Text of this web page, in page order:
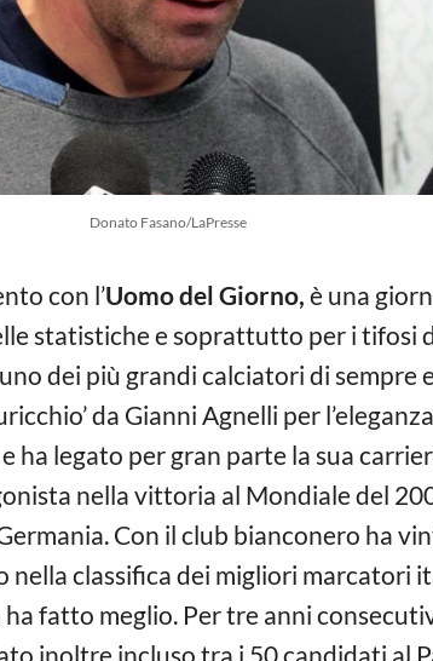
Donato Fasano/LaPresse
con l’Uomo del Giorno, è una
statistiche e soprattutto per i tifosi
dei più grandi calciatori di sempre
da Gianni Agnelli per
ha legato per gran parte la sua
nella vittoria al Mondiale del
Con il club bianconero ha
nella classifica dei migliori marcatori
ha fatto meglio. Per tre anni
inoltre incluso tra i 50 candidati al